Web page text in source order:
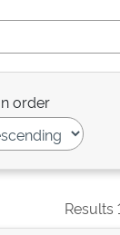
order
Results